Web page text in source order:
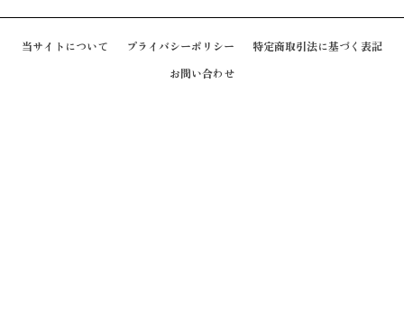
当サイトについて プライバシーポリシー 特定商取引法に基づく表記
お問い合わせ